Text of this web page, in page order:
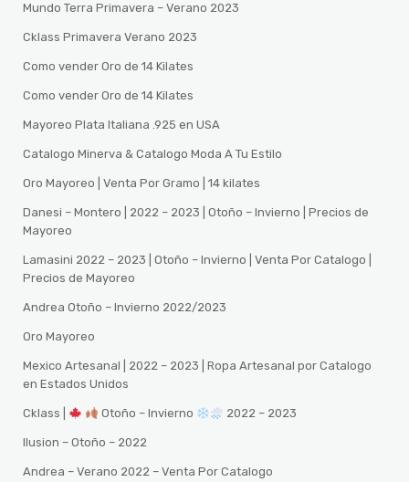
Mundo Terra Primavera – Verano 2023
Cklass Primavera Verano 2023
Como vender Oro de 14 Kilates
Como vender Oro de 14 Kilates
Mayoreo Plata Italiana .925 en USA
Catalogo Minerva & Catalogo Moda A Tu Estilo
Oro Mayoreo | Venta Por Gramo | 14 kilates
Danesi – Montero | 2022 – 2023 | Otoño – Invierno | Precios de
Mayoreo
Lamasini 2022 – 2023 | Otoño – Invierno | Venta Por Catalogo |
Precios de Mayoreo
Andrea Otoño – Invierno 2022/2023
Oro Mayoreo
Mexico Artesanal | 2022 – 2023 | Ropa Artesanal por Catalogo
en Estados Unidos
Cklass | Otoño – Invierno 2022 – 2023
Ilusion – Otoño – 2022
Andrea – Verano 2022 – Venta Por Catalogo